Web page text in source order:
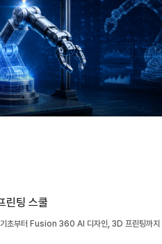
린팅 스쿨
초부터 Fusion 360 AI 디자인, 3D 프린팅까지